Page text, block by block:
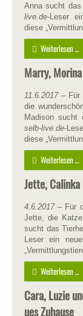
Anna sucht
live.de-Leser
diese
Weiterlesen ...
Marry,
11.6.2017– Für
die
Madison sucht
selb-live.de-
diese
Weiterlesen ...
Jette, Calinka
4.6.2017– Für
Jette, die
sucht das
Leser ein
Weiterlesen ...
Cara, Luzie
ues Zuhause